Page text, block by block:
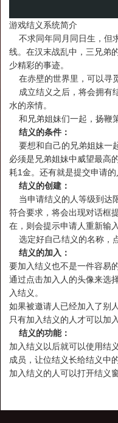
游戏结义系统简介
不求同年同月同日生，但
线。在汉末战乱中，三兄弟
少精彩的事迹。
在赤壁的世界里，可以寻
成立结义之后，将会拥有
水的亲情。
和兄弟姐妹们一起，扬鞭
结义的条件：
要想和自己的兄弟姐妹一
必须是兄弟姐妹中威望最高
耗1金。还有就是提交申请
结义的创建：
当申请结义的人等级到达
符合要求，将会出现对话框
在，则会提示申请人重新输入
选定好自己结义的名称，
结义的加入：
要加入结义也不是一件容易
通过点击加入人的头像来选
入结义。
如果被邀请人已经加入了别
只有加入结义的人才可以加
结义的功能：
加入结义以后就可以使用结
成员，让位结义长给结义中
加入结义的人可以打开结义